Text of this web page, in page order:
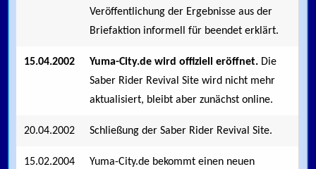
Veröffentlichung der Ergebnisse aus der
Briefaktion informell für beendet erklärt.
15.04.2002 Yuma-City.de wird offiziell eröffnet. Die
Saber Rider Revival Site wird nicht mehr
aktualisiert, bleibt aber zunächst online.
20.04.2002 Schließung der Saber Rider Revival Site.
15.02.2004
Yuma-City.de bekommt einen neuen